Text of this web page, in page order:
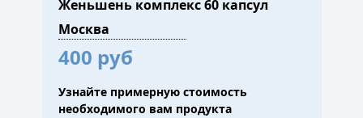
Женьшень комплекс 60 капсул
400 руб
Узнайте примерную стоимость
необходимого вам продукта